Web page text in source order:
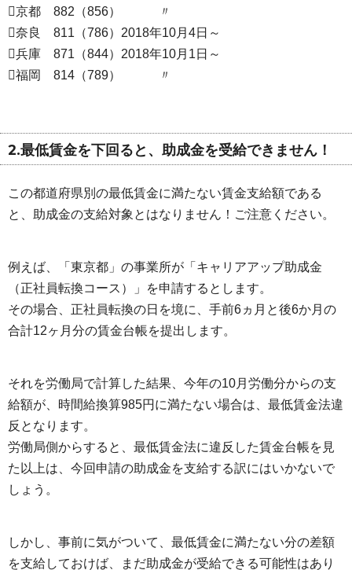
京都 882（856） 〃
奈良 811（786）2018年10月4日～
兵庫 871（844）2018年10月1日～
福岡 814（789） 〃
2.最低賃金を下回ると、助成金を受給できません！
この都道府県別の最低賃金に満たない賃金支給額である
と、助成金の支給対象とはなりません！ご注意ください。
例えば、「東京都」の事業所が「キャリアアップ助成金
（正社員転換コース）」を申請するとします。
その場合、正社員転換の日を境に、手前6ヵ月と後6か月の
合計12ヶ月分の賃金台帳を提出します。
それを労働局で計算した結果、今年の10月労働分からの支
給額が、時間給換算985円に満たない場合は、最低賃金法違
反となります。
労働局側からすると、最低賃金法に違反した賃金台帳を見
た以上は、今回申請の助成金を支給する訳にはいかないで
しょう。
しかし、事前に気がついて、最低賃金に満たない分の差額
を支給しておけば、まだ助成金が受給できる可能性はあり